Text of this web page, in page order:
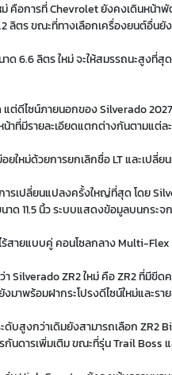
คือการที่ Chevrolet ยังคงเดินหน้า
ลิตร ขณะที่ทางเลือกเครื่องยนต์อื่น
ด 6.6 ลิตร ใหม่ จะให้สมรรถนะสูง
แต่ดีไซน์ภายนอกของ Silverado
าที่มีรายละเอียดแตกต่างกันตามแต่ล
ใหม่ด้วยการยกเลิกชื่อ LT และเปลี่
รเปลี่ยนแปลงครั้งใหญ่ที่สุด โดย
าด 11.5 นิ้ว ระบบแสดงข้อมูลบนกร
สายแบบคู่ คอนโซลกลาง Multi-
Silverado ZR2 ใหม่ คือ ZR2 ที่มีขี
าพร้อมฝากระโปรงดีไซน์ใหม่และ
ดับสูงกว่าเดิมยังสามารถเลือก
ดารเพิ่มเติม ขณะที่รุ่น Trail Boss